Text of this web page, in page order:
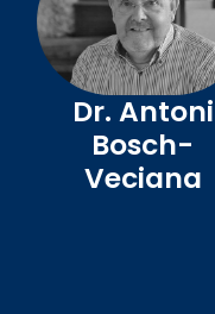
Dr. Antoni
Bosch-
Veciana